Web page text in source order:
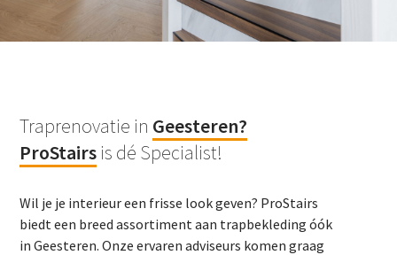
Traprenovatie in Geesteren?
ProStairs is dé Specialist!
Wil je je interieur een frisse look geven? ProStairs
biedt een breed assortiment aan trapbekleding óók
in Geesteren. Onze ervaren adviseurs komen graag